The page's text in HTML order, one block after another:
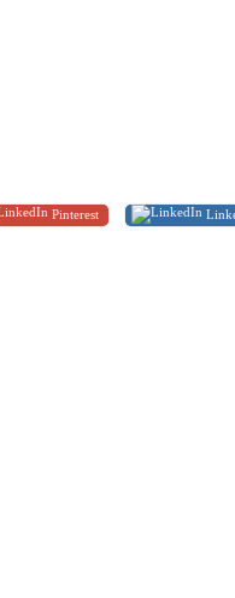
Pinterest